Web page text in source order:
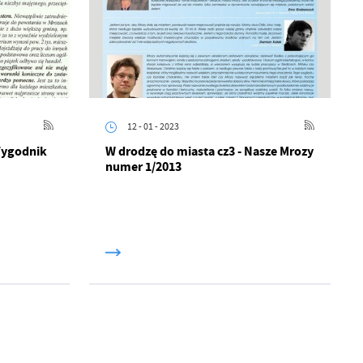
12 - 01 - 2023
W drodzę do miasta cz3 - Nasze Mrozy
numer 1/2013